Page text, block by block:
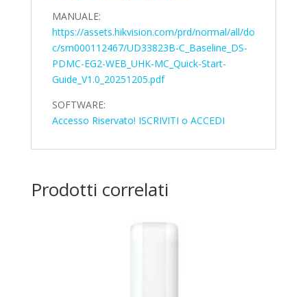
MANUALE:
https://assets.hikvision.com/prd/normal/all/do
c/sm000112467/UD33823B-C_Baseline_DS-
PDMC-EG2-WEB_UHK-MC_Quick-Start-
Guide_V1.0_20251205.pdf
SOFTWARE:
Accesso Riservato! ISCRIVITI o ACCEDI
Prodotti correlati